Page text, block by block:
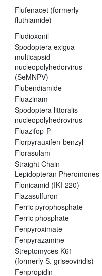
Flufenacet (formerly
fluthiamide)
Fludioxonil
Spodoptera exigua
multicapsid
nucleopolyhedorvirus
(SeMNPV)
Flubendiamide
Fluazinam
Spodoptera littoralis
nucleopolyhedrovirus
Fluazifop-P
Florpyrauxifen-benzyl
Florasulam
Straight Chain
Lepidopteran Pheromones
Flonicamid (IKI-220)
Flazasulfuron
Ferric pyrophosphate
Ferric phosphate
Fenpyroximate
Fenpyrazamine
Streptomyces K61
(formerly S. griseoviridis)
Fenpropidin